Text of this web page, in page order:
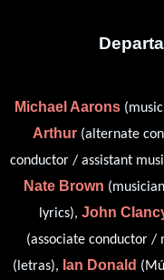
Michael Aarons
Arthur (alternate
conductor / assistant
Nate Brown
lyrics), John
(associate conductor /
(letras), Ian Donald